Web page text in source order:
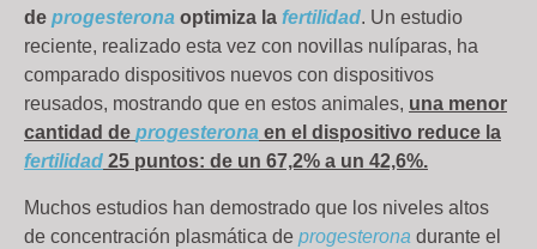
de progesterona optimiza la fertilidad. Un estudio
reciente, realizado esta vez con novillas nulíparas, ha
comparado dispositivos nuevos con dispositivos
reusados, mostrando que en estos animales, una menor
cantidad de progesterona en el dispositivo reduce la
fertilidad 25 puntos: de un 67,2% a un 42,6%.
Muchos estudios han demostrado que los niveles altos
de concentración plasmática de progesterona durante el